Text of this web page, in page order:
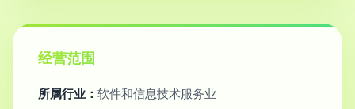
经营范围
所属行业： 软件和信息技术服务业